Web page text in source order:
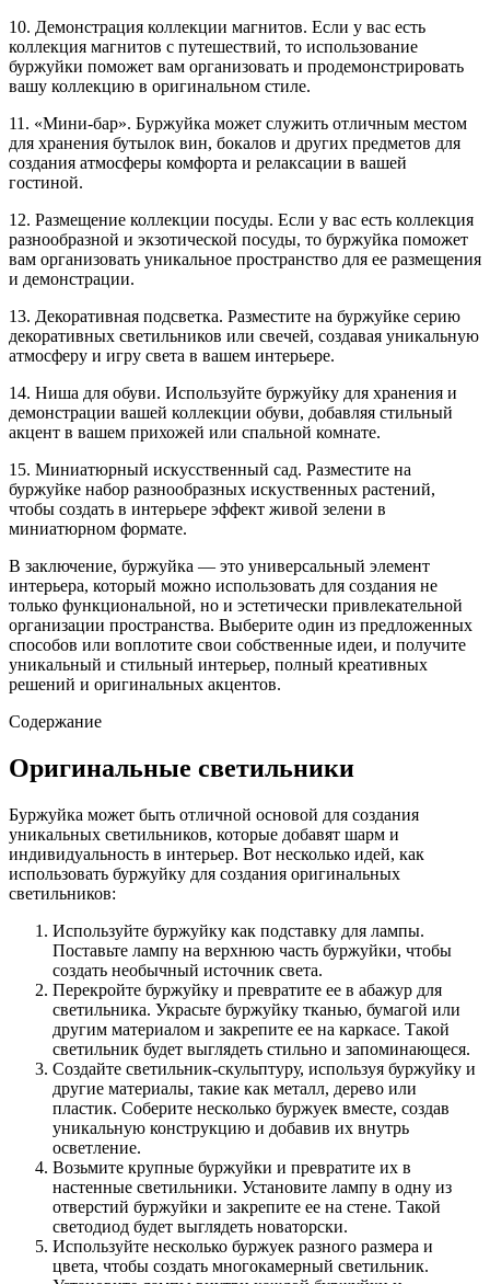
10. Демонстрация коллекции магнитов. Если у вас есть
коллекция магнитов с путешествий, то использование
буржуйки поможет вам организовать и продемонстрировать
вашу коллекцию в оригинальном стиле.
11. «Мини-бар». Буржуйка может служить отличным местом
для хранения бутылок вин, бокалов и других предметов для
создания атмосферы комфорта и релаксации в вашей
гостиной.
12. Размещение коллекции посуды. Если у вас есть коллекция
разнообразной и экзотической посуды, то буржуйка поможет
вам организовать уникальное пространство для ее размещения
и демонстрации.
13. Декоративная подсветка. Разместите на буржуйке серию
декоративных светильников или свечей, создавая уникальную
атмосферу и игру света в вашем интерьере.
14. Ниша для обуви. Используйте буржуйку для хранения и
демонстрации вашей коллекции обуви, добавляя стильный
акцент в вашем прихожей или спальной комнате.
15. Миниатюрный искусственный сад. Разместите на
буржуйке набор разнообразных искуственных растений,
чтобы создать в интерьере эффект живой зелени в
миниатюрном формате.
В заключение, буржуйка — это универсальный элемент
интерьера, который можно использовать для создания не
только функциональной, но и эстетически привлекательной
организации пространства. Выберите один из предложенных
способов или воплотите свои собственные идеи, и получите
уникальный и стильный интерьер, полный креативных
решений и оригинальных акцентов.
Содержание
Оригинальные светильники
Буржуйка может быть отличной основой для создания
уникальных светильников, которые добавят шарм и
индивидуальность в интерьер. Вот несколько идей, как
использовать буржуйку для создания оригинальных
светильников:
Используйте буржуйку как подставку для лампы.
Поставьте лампу на верхнюю часть буржуйки, чтобы
создать необычный источник света.
Перекройте буржуйку и превратите ее в абажур для
светильника. Украсьте буржуйку тканью, бумагой или
другим материалом и закрепите ее на каркасе. Такой
светильник будет выглядеть стильно и запоминающеся.
Создайте светильник-скульптуру, используя буржуйку и
другие материалы, такие как металл, дерево или
пластик. Соберите несколько буржуек вместе, создав
уникальную конструкцию и добавив их внутрь
осветление.
Возьмите крупные буржуйки и превратите их в
настенные светильники. Установите лампу в одну из
отверстий буржуйки и закрепите ее на стене. Такой
светодиод будет выглядеть новаторски.
Используйте несколько буржуек разного размера и
цвета, чтобы создать многокамерный светильник.